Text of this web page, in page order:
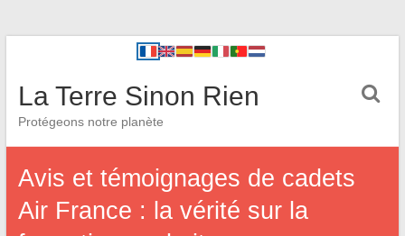
La Terre Sinon Rien
Protégeons notre planète
Avis et témoignages de cadets
Air France : la vérité sur la